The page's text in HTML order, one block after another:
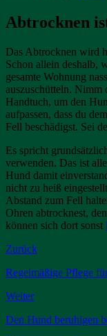
Abtrocknen
Das Abtrocknen wird
Schon allein deshalb,
gesamte Wohnung
auszuschütteln. Nimm
Handtuch, um den
aufpassen, dass du
Fell beschädigst. Sei
Es spricht
verwenden. Das ist
Hund damit
nicht zu heiß
Abstand zum Fell
Ohren abtrocknest,
können sich dort sonst
Zurück
Regelmäßige Pflege
Weiter
Den Hund beruhigen